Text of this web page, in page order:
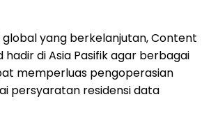
global yang berkelanjutan, Content
hadir di Asia Pasifik agar berbagai
memperluas pengoperasian
persyaratan residensi data